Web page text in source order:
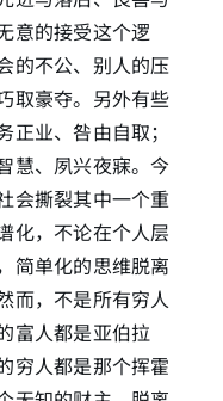
意的接受这个逻
的不公、别人的压
取豪夺。另外有些
业、咎由自取；
慧、夙兴夜寐。今
会撕裂其中一个重
化，不论在个人层
简单化的思维脱离
而，不是所有穷人
富人都是亚伯拉
穷人都是那个挥霍